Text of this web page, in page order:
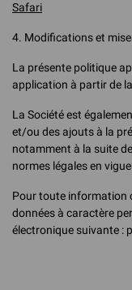
Safari
4. Modifications et
La présente politique
application à partir de
La Société est
et/ou des ajouts à la
notamment à la suite
normes légales en
Pour toute information
données à caractère
électronique suivante :